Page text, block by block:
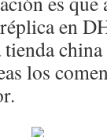
en
china
los